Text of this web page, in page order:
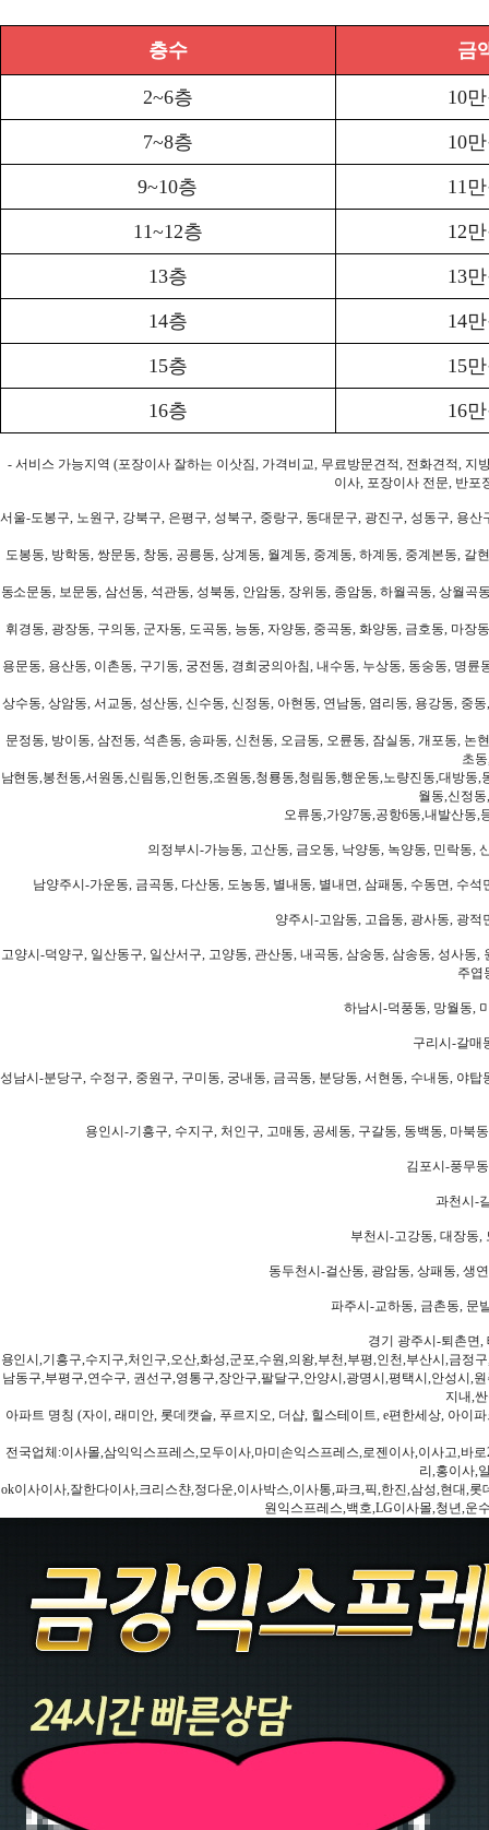
층수 금
2~6층 10
7~8층 10
9~10층 11
11~12층 12
13층 13
14층 14
15층 15
16층 16
- 서비스 가능지역 (포장이사 잘하는 이삿짐, 가격비교, 무료방문견적, 전화견적,
이사, 포장이사 전문, 반포
서울-도봉구, 노원구, 강북구, 은평구, 성북구, 중랑구, 동대문구, 광진구, 성동구, 용
도봉동, 방학동, 쌍문동, 창동, 공릉동, 상계동, 월계동, 중계동, 하계동, 중계본동,
동소문동, 보문동, 삼선동, 석관동, 성북동, 안암동, 장위동, 종암동, 하월곡동, 상월
휘경동, 광장동, 구의동, 군자동, 도곡동, 능동, 자양동, 중곡동, 화양동, 금호동, 마
용문동, 용산동, 이촌동, 구기동, 궁전동, 경희궁의아침, 내수동, 누상동, 동숭동, 명
상수동, 상암동, 서교동, 성산동, 신수동, 신정동, 아현동, 연남동, 염리동, 용강동, 중
문정동, 방이동, 삼전동, 석촌동, 송파동, 신천동, 오금동, 오륜동, 잠실동, 개포동,
초
남현동,봉천동,서원동,신림동,인헌동,조원동,청룡동,청림동,행운동,노량진동,대방
월동,신정
오류동,가양7동,공항6동,내발산동,
의정부시-가능동, 고산동, 금오동, 낙양동, 녹양동, 민락동,
남양주시-가운동, 금곡동, 다산동, 도농동, 별내동, 별내면, 삼패동, 수동면, 수
양주시-고암동, 고읍동, 광사동, 광
고양시-덕양구, 일산동구, 일산서구, 고양동, 관산동, 내곡동, 삼숭동, 삼송동, 성사
주엽
하남시-덕풍동, 망월동,
구리시-갈매
성남시-분당구, 수정구, 중원구, 구미동, 궁내동, 금곡동, 분당동, 서현동, 수내동, 야
용인시-기흥구, 수지구, 처인구, 고매동, 공세동, 구갈동, 동백동, 마북
김포시-풍무
과천시-
부천시-고강동, 대장동,
동두천시-걸산동, 광암동, 상패동, 생
파주시-교하동, 금촌동, 문
경기 광주시-퇴촌면,
용인시,기흥구,수지구,처인구,오산,화성,군포,수원,의왕,부천,부평,인천,부산시,금
남동구,부평구,연수구, 권선구,영통구,장안구,팔달구,안양시,광명시,평택시,안성시,
지내,
아파트 명칭 (자이, 래미안, 롯데캣슬, 푸르지오, 더샵, 힐스테이트, e편한세상, 아이
전국업체:이사몰,삼익익스프레스,모두이사,마미손익스프레스,로젠이사,이사고,바
리,홍이사,
ok이사이사,잘한다이사,크리스챤,정다운,이사박스,이사통,파크,픽,한진,삼성,현대,
원익스프레스,백호,LG이사몰,청년,운